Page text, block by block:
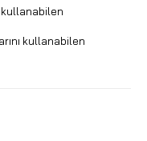
kullanabilen